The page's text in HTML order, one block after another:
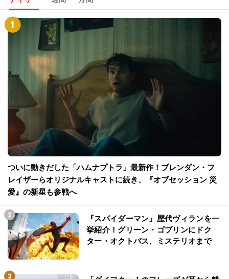
ついに動きだした「ハムナプトラ」最新作！ブレンダン・フ
レイザーらオリジナルキャストに続き、『オブセッション 災
愛』の新星も参戦へ
『スパイダーマン』歴代ヴィランを一
挙紹介！グリーン・ゴブリンにドク
ター・オクトパス、ミステリオまで